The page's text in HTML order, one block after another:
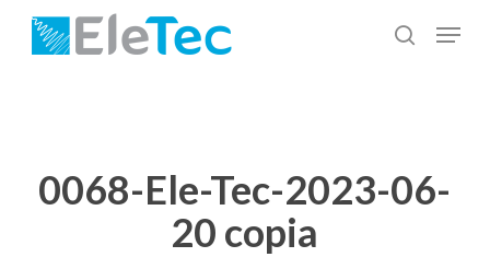
Salta
cerca
Menu
0068-Ele-Tec-2023-06-
20 copia